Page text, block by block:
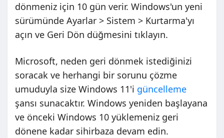
dönmeniz için 10 gün verir. Windows'un yeni
sürümünde Ayarlar > Sistem > Kurtarma'yı
açın ve Geri Dön düğmesini tıklayın.
Microsoft, neden geri dönmek istediğinizi
soracak ve herhangi bir sorunu çözme
umuduyla size Windows 11'i güncelleme
şansı sunacaktır. Windows yeniden başlayana
ve önceki Windows 10 yüklemeniz geri
dönene kadar sihirbaza devam edin.